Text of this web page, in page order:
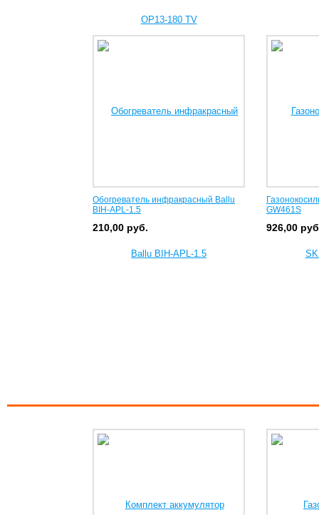
Обогреватель инфракрасный Ballu
BIH-APL-1.5
210,00 руб.
GW461S
926,00